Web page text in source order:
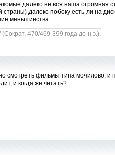
далеко не вся наша огромная
далеко побоку есть ли на
меньшинства...
470/469-399 года до н.э.).
смотреть фильмы типа мочилово, и
и когда же читать?